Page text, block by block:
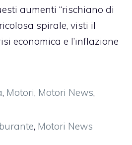
aumenti “rischiano di
spirale, visti il
economica e l’inflazione
, Motori, Motori News,
, Motori News